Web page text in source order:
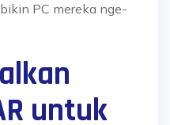
PC mereka nge-
untuk